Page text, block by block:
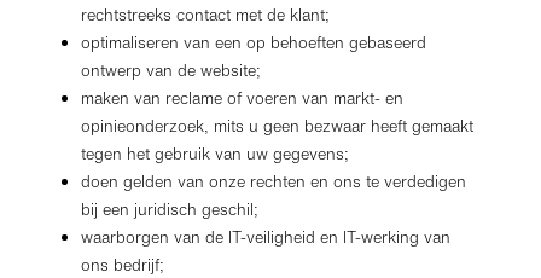
rechtstreeks contact met de klant;
optimaliseren van een op behoeften gebaseerd
ontwerp van de website;
maken van reclame of voeren van markt- en
opinieonderzoek, mits u geen bezwaar heeft gemaakt
tegen het gebruik van uw gegevens;
doen gelden van onze rechten en ons te verdedigen
bij een juridisch geschil;
waarborgen van de IT-veiligheid en IT-werking van
ons bedrijf;